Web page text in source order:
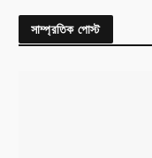
সাম্প্রতিক পোস্ট